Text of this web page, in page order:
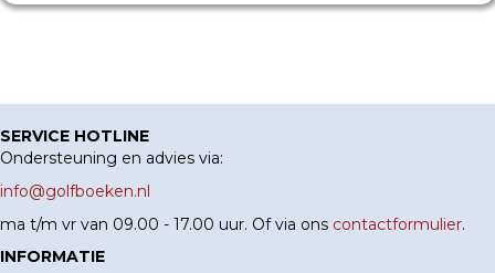
SERVICE HOTLINE
Ondersteuning en advies via:
info@golfboeken.nl
ma t/m vr van 09.00 - 17.00 uur. Of via ons contactformulier.
INFORMATIE